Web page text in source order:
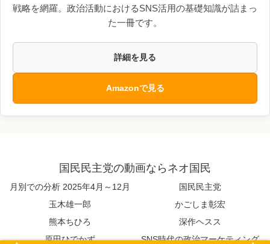
戦略を網羅。政治活動におけるSNS活用の基礎知識が詰まっ
た一冊です。
詳細を見る
Amazonで見る
国民民主党の動画ならネオ国民
月別での分析 2025年4月～12月
国民民主党
玉木雄一郎
かごしま彰宏
熊本ちひろ
深作ヘスス
原田ひでかず
SNS時代の政治マーケティング